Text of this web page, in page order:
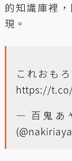
的知識庫裡
現。
これおも
https://
— 百鬼あ